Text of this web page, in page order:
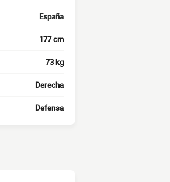
España
177 cm
73 kg
Derecha
Defensa